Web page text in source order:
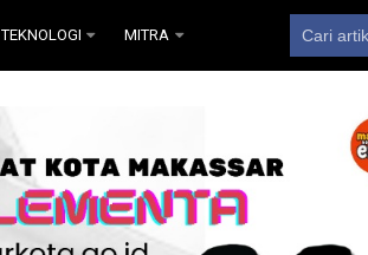
TEKNOLOGI MITRA